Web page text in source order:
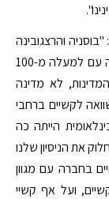
והרצגובינה
היא מדינה מיוחדת, רק לפני 20 שנה חווינו מלחמה עם למעלה מ-100
ככל המדינות, לא מדינה
לקשיים ברחבי
הייתה כה
את הניסיון שלנו
בחברה עם מגוון
ועל אף קשיי